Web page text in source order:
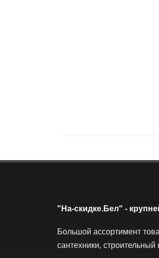
"На-скидке.Бел" -
Большой ассортимент
сантехники,